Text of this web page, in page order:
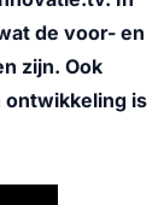
de voor- en
zijn. Ook
ontwikkeling is